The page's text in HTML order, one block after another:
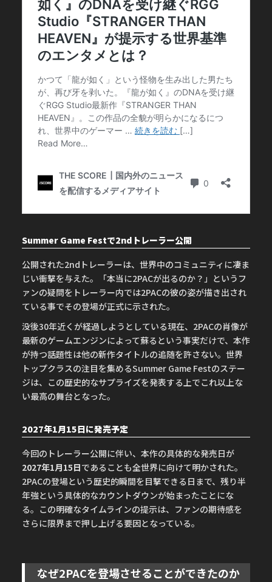
Summer Game Festで2ndトレーラー公開
公開された2ndトレーラーは、世界中のコミュニティに凄ま
じい衝撃を与えた。「本当に2PACが出るのか？」というフ
ァンの疑問をトレーラー内では2PACの彼の姿が描き出され
ている事でその登場が正式に示された。
没後30年近くが経過しようとしている現在、2PACの肖像が
最新のゲームエンジンによって蘇るという事実だけで、本作
が持つ話題性は他の新作タイトルの追随を許さない。世界
トップクラスの注目を集めるSummer Game Festのステー
ジは、この歴史的なサプライズを発表する上でこれ以上な
い最高の舞台となった。
2027年1月15日に発売予定
今回のトレーラー公開に伴い、本作の具体的な発売日が
2027年1月15日であることも全世界に向けて明かされた。
2PACの登場という歴史的瞬間を目撃できる日まで、残り半
年強という具体的なカウントダウンが始まったことにな
る。この明確なタイムラインの提示は、ファンの期待感を
さらに限界まで押し上げる要因となっている。
なぜ2PACを登場させることができたのか